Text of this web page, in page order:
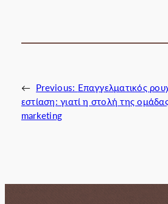
← Previous: Επαγγελματικός
εστίαση: γιατί η στολή της
marketing